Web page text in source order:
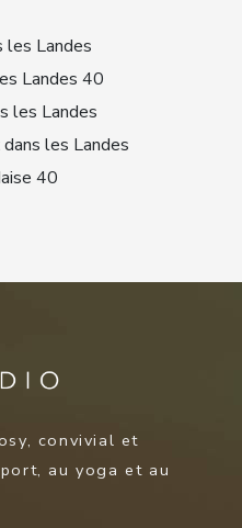
Landes
Landes 40
les Landes
les Landes
40
convivial et
au yoga et au